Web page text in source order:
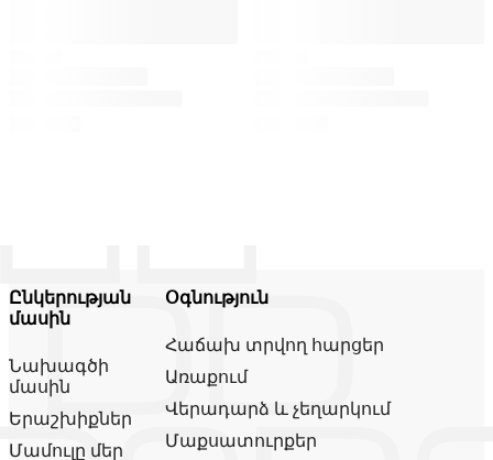
Ընկերության
մասին
Նախագծի
մասին
Երաշխիքներ
Մամուլը մեր
Օգնություն
Հաճախ տրվող հարցեր
Առաքում
Վերադարձ և չեղարկում
Մաքսատուրքեր